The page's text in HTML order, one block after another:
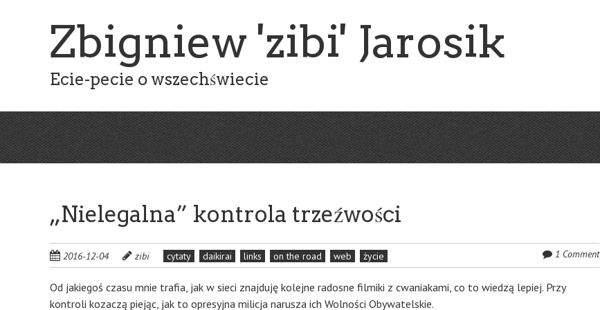
Zbigniew 'zibi' Jarosik
Ecie-pecie o wszechświecie
„Nielegalna” kontrola trzeźwości
2016-12-04 zibi cytaty daikirai links on the road web życie 1 Comment
Od jakiegoś czasu mnie trafia, jak w sieci znajduję kolejne radosne filmiki z cwaniakami, co to wiedzą lepiej. Przy
kontroli kozaczą piejąc, jak to opresyjna milicja narusza ich Wolności Obywatelskie.